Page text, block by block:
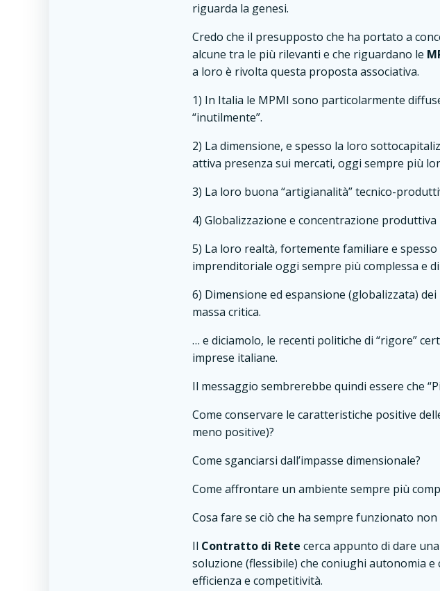
riguarda la genesi.
Credo che il presupposto che ha portato a
alcune tra le più rilevanti e che riguardano le
a loro è rivolta questa proposta associativa.
1) In Italia le MPMI sono particolarmente
“inutilmente”.
2) La dimensione, e spesso la loro
attiva presenza sui mercati, oggi sempre più
3) La loro buona “artigianalità” tecnico-
4) Globalizzazione e concentrazione
5) La loro realtà, fortemente familiare e
imprenditoriale oggi sempre più complessa e
6) Dimensione ed espansione (globalizzata)
massa critica.
… e diciamolo, le recenti politiche di “rigore”
imprese italiane.
Il messaggio sembrerebbe quindi essere che
Come conservare le caratteristiche positive
meno positive)?
Come sganciarsi dall’impasse dimensionale?
Come affrontare un ambiente sempre più
Cosa fare se ciò che ha sempre funzionato non
Il Contratto di Rete cerca appunto di dare
soluzione (flessibile) che coniughi autonomia
efficienza e competitività.